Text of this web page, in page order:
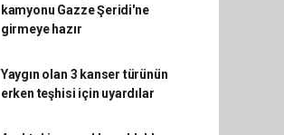
kamyonu Gazze Şeridi'ne
girmeye hazır
Yaygın olan 3 kanser türünün
erken teşhisi için uyardılar